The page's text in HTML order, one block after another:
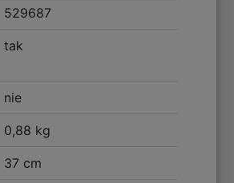
529687
tak
nie
0,88 kg
37 cm